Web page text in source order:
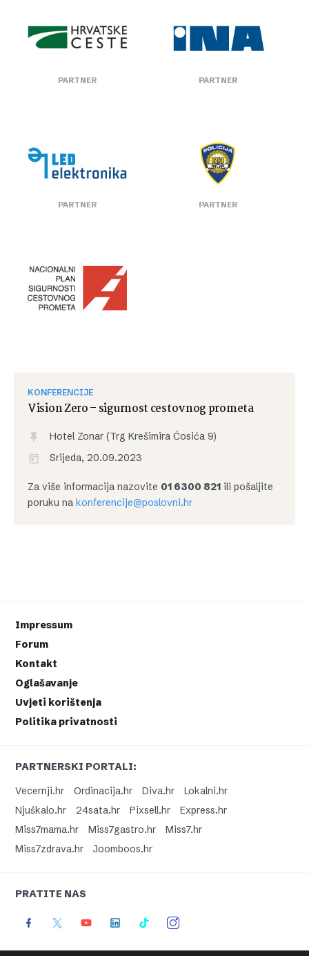
PARTNER PARTNER
PARTNER PARTNER
KONFERENCIJE
Vision Zero – sigurnost cestovnog prometa
Hotel Zonar (Trg Krešimira Ćosića 9)
Srijeda, 20.09.2023
Za više informacija nazovite 01 6300 821 ili pošaljite
poruku na konferencije@poslovni.hr
Impressum
Forum
Kontakt
Oglašavanje
Uvjeti korištenja
Politika privatnosti
PARTNERSKI PORTALI:
Vecernji.hr
Ordinacija.hr Diva.hr
Lokalni.hr
Njuškalo.hr
24sata.hr Pixsell.hr
Express.hr
Miss7mama.hr
Miss7gastro.hr
Miss7.hr
Miss7zdrava.hr
Joomboos.hr
PRATITE NAS